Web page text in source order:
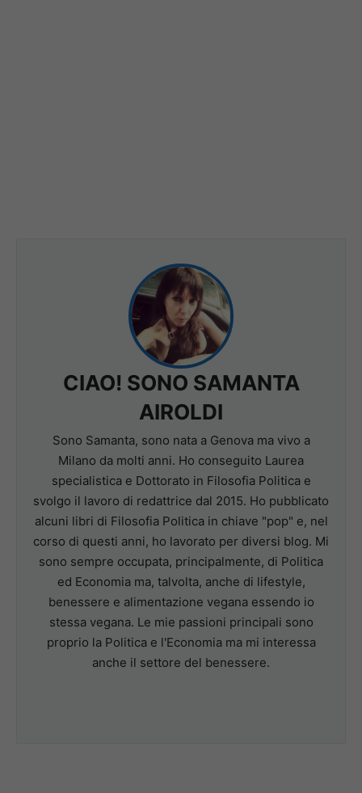
CIAO! SONO SAMANTA
AIROLDI
Sono Samanta, sono nata a Genova ma vivo a
Milano da molti anni. Ho conseguito Laurea
specialistica e Dottorato in Filosofia Politica e
svolgo il lavoro di redattrice dal 2015. Ho pubblicato
alcuni libri di Filosofia Politica in chiave "pop" e, nel
corso di questi anni, ho lavorato per diversi blog. Mi
sono sempre occupata, principalmente, di Politica
ed Economia ma, talvolta, anche di lifestyle,
benessere e alimentazione vegana essendo io
stessa vegana. Le mie passioni principali sono
proprio la Politica e l'Economia ma mi interessa
anche il settore del benessere.